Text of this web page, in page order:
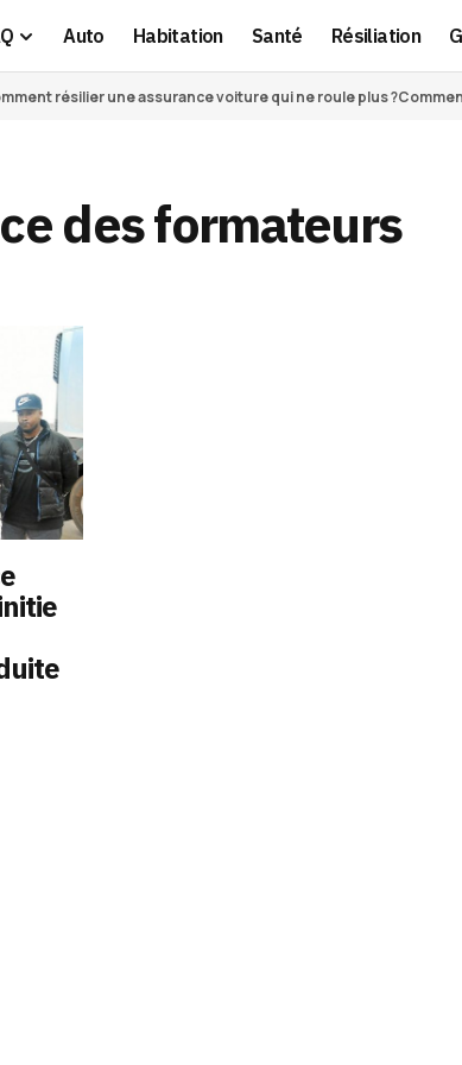
Auto Habitation Santé Résiliation
résilier une assurance voiture qui ne roule plus ?
des formateurs